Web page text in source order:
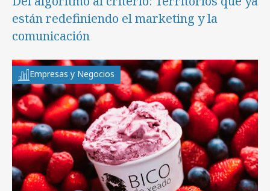
están redefiniendo el marketing y la
comunicación
Empresas y Negocios